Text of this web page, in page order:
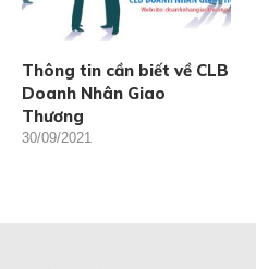
Thông tin cần biết về CLB
Doanh Nhân Giao
Thương
30/09/2021